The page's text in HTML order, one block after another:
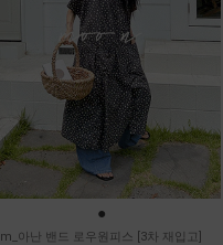
●
m_아난 밴드 로우원피스 [3차 재입고]